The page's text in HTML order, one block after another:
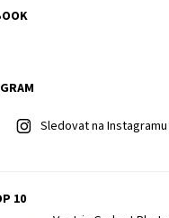
Sledovat na Instagramu
10